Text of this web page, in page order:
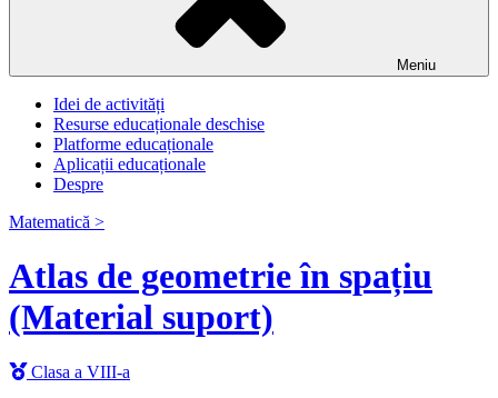
Meniu
Idei de activități
Resurse educaționale deschise
Platforme educaționale
Aplicații educaționale
Despre
Matematică >
Atlas de geometrie în spațiu
(Material suport)
Clasa a VIII-a